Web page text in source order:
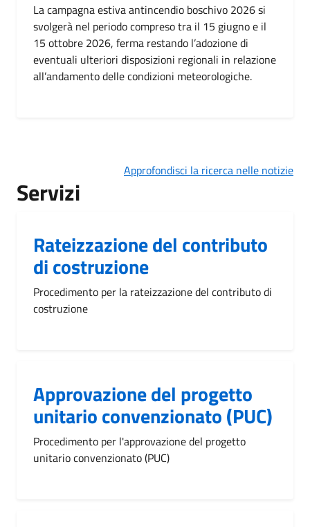
La campagna estiva antincendio boschivo 2026 si
svolgerà nel periodo compreso tra il 15 giugno e il
15 ottobre 2026, ferma restando l’adozione di
eventuali ulteriori disposizioni regionali in relazione
all’andamento delle condizioni meteorologiche.
Approfondisci la ricerca nelle notizie
Servizi
Rateizzazione del contributo
di costruzione
Procedimento per la rateizzazione del contributo di
costruzione
Approvazione del progetto
unitario convenzionato (PUC)
Procedimento per l'approvazione del progetto
unitario convenzionato (PUC)